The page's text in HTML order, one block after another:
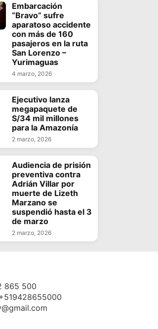
Embarcación
“Bravo” sufre
aparatoso accidente
con más de 160
pasajeros en la ruta
San Lorenzo –
Yurimaguas
4 marzo, 2026
Ejecutivo lanza
megapaquete de
S/34 mil millones
para la Amazonía
2 marzo, 2026
Audiencia de prisión
preventiva contra
Adrián Villar por
muerte de Lizeth
Marzano se
suspendió hasta el 3
de marzo
2 marzo, 2026
865 500